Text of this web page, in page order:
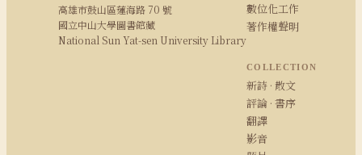
高雄市鼓山區蓮海路 70 號
國立中山大學圖書館藏
National Sun Yat-sen University Library
數位化工作
著作權聲明
COLLECTION
新詩 · 散文
評論 · 書序
翻譯
影音